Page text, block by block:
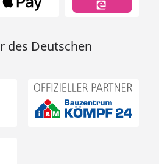
des Deutschen